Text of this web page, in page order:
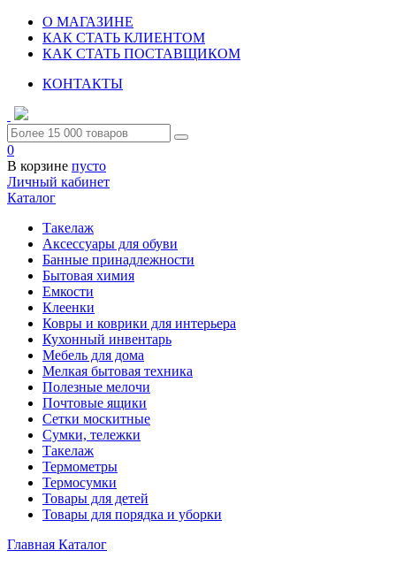
О МАГАЗИНЕ
КАК СТАТЬ КЛИЕНТОМ
КАК СТАТЬ ПОСТАВЩИКОМ
КОНТАКТЫ
0
В корзине пусто
Личный кабинет
Каталог
Такелаж
Аксессуары для обуви
Банные принадлежности
Бытовая химия
Емкости
Клеенки
Ковры и коврики для интерьера
Кухонный инвентарь
Мебель для дома
Мелкая бытовая техника
Полезные мелочи
Почтовые ящики
Сетки москитные
Сумки, тележки
Такелаж
Термометры
Термосумки
Товары для детей
Товары для порядка и уборки
Главная Каталог